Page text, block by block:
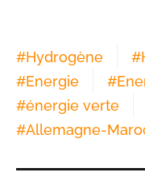
#Hydrogène #
#Energie #
#énergie verte
#Allemagne-